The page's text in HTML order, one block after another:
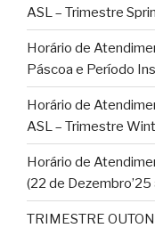
ASL – Trimestre
Horário de
Páscoa e Período
Horário de
ASL – Trimestre
Horário de
(22 de Dezembro’25
TRIMESTRE